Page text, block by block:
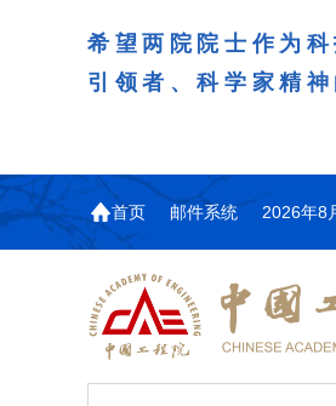
希望两院院士作为
引领者、科学家精
首页 邮件系统 2026年8